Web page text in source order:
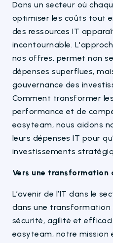
Dans un secteur où
optimiser les coûts tout
des ressources IT
incontournable.
nos offres, permet non
dépenses superflues,
gouvernance des
Comment transformer
performance et de
easyteam, nous aidons
leurs dépenses IT pour
investissements
Vers une transformation
L’avenir de l’IT dans le
dans une transformation
sécurité, agilité et
easyteam, notre mission